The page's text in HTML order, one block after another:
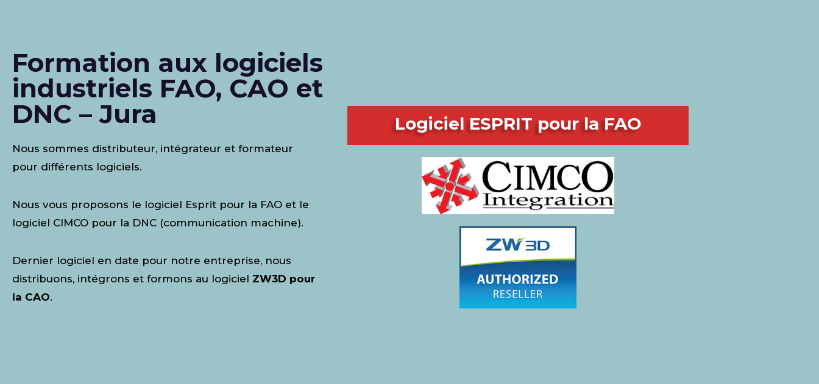
Formation aux logiciels
industriels FAO, CAO et
DNC – Jura
Nous sommes distributeur, intégrateur et formateur
pour différents logiciels.
Nous vous proposons le logiciel Esprit pour la FAO et le
logiciel CIMCO pour la DNC (communication machine).
Dernier logiciel en date pour notre entreprise, nous
distribuons, intégrons et formons au logiciel ZW3D pour
la CAO.
Logiciel ESPRIT pour la FAO